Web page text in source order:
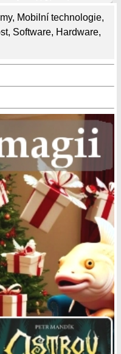
, Mobilní technologie,
, Software, Hardware,